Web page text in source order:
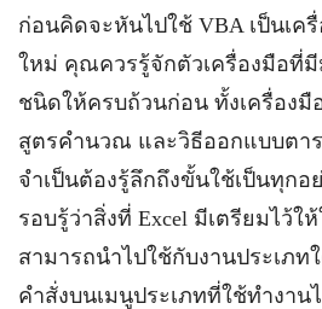
ก่อนคิดจะหันไปใช้ VBA เป็นเค
ใหม่ คุณควรรู้จักตัวเครื่องมือที่
ชนิดให้ครบถ้วนก่อน ทั้งเครื่องมื
สูตรคำนวณ และวิธีออกแบบตา
จำเป็นต้องรู้ลึกถึงขั้นใช้เป็นทุกอ
รอบรู้ว่าสิ่งที่ Excel มีเตรียมไว้
สามารถนำไปใช้กับงานประเภท
คำสั่งบนเมนูประเภทที่ใช้ทำงาน